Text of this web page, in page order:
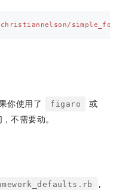
你使用了 figaro 或
不需要动。
,